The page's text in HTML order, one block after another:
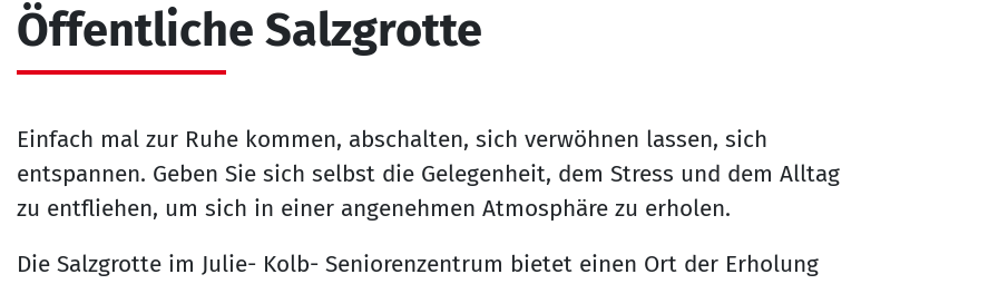
Öffentliche Salzgrotte
Einfach mal zur Ruhe kommen, abschalten, sich verwöhnen lassen, sich
entspannen. Geben Sie sich selbst die Gelegenheit, dem Stress und dem Alltag
zu entfliehen, um sich in einer angenehmen Atmosphäre zu erholen.
Die Salzgrotte im Julie- Kolb- Seniorenzentrum bietet einen Ort der Erholung